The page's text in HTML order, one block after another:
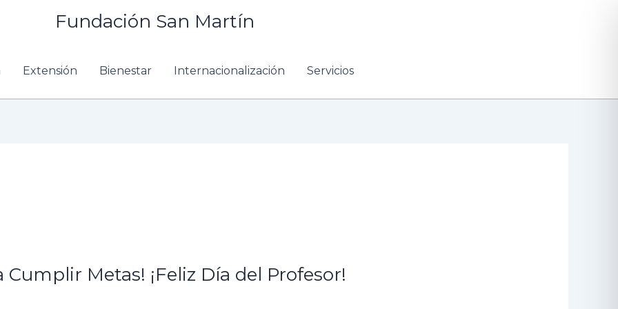
Fundación San Martín
Extensión Bienestar Internacionalización Servicios
Cumplir Metas! ¡Feliz Día del Profesor!